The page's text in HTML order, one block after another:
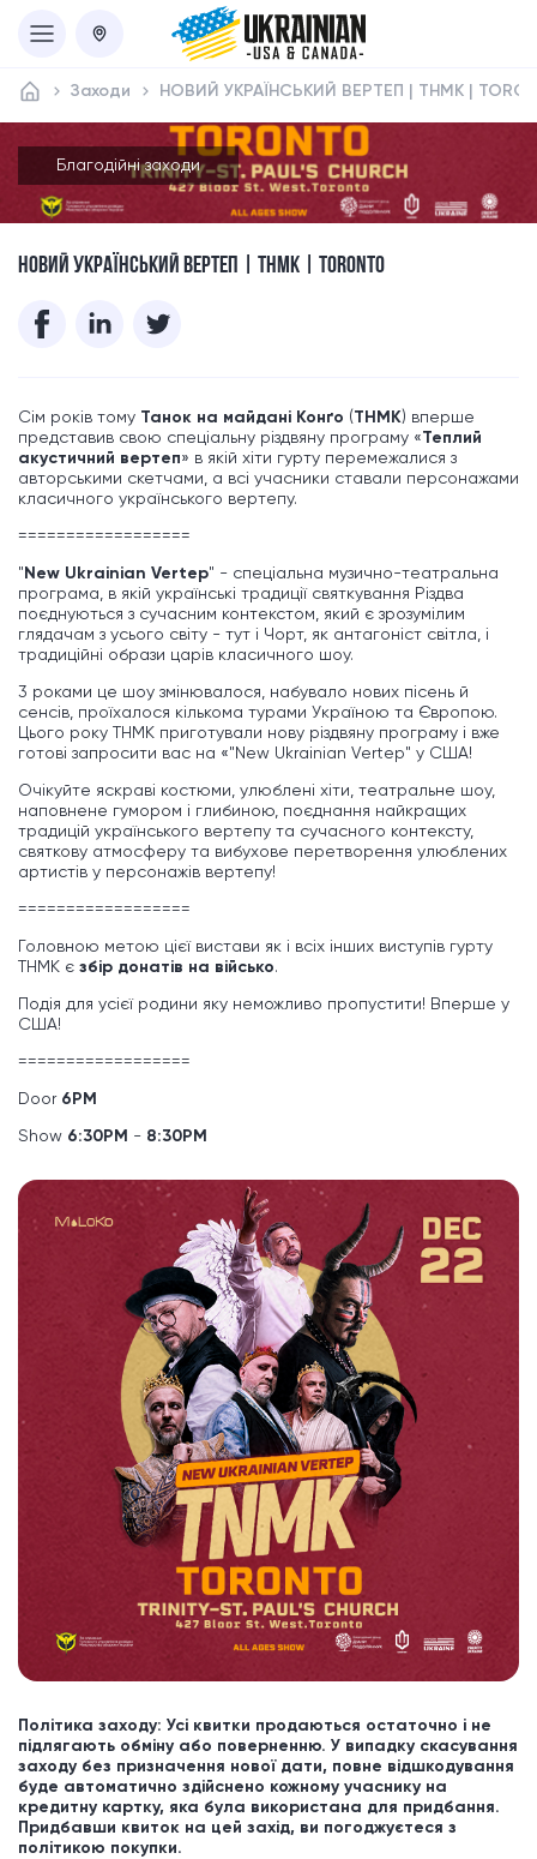
Заходи НОВИЙ УКРАЇНСЬКИЙ ВЕРТЕП | ТНМК |
Благодійні заходи
НОВИЙ УКРАЇНСЬКИЙ ВЕРТЕП | ТНМК | TORONTO
Сім років тому Танок на майдані Конґо (ТНМК) вперше
представив свою спеціальну різдвяну програму «Теплий
акустичний вертеп» в якій хіти гурту перемежалися з
авторськими скетчами, а всі учасники ставали персонажами
класичного українського вертепу.
==================
"New Ukrainian Vertep" - спеціальна музично-театральна
програма, в якій українські традиції святкування Різдва
поєднуються з сучасним контекстом, який є зрозумілим
глядачам з усього світу - тут і Чорт, як антагоніст світла, і
традиційні образи царів класичного шоу.
3 роками це шоу змінювалося, набувало нових пісень й
сенсів, проїхалося кількома турами Україною та Європою.
Цього року THMK приготували нову різдвяну програму і вже
готові запросити вас на «"New Ukrainian Vertep" у США!
Очікуйте яскраві костюми, улюблені хіти, театральне шоу,
наповнене гумором і глибиною, поєднання найкращих
традицій українського вертепу та сучасного контексту,
святкову атмосферу та вибухове перетворення улюблених
артистів у персонажів вертепу!
==================
Головною метою цієї вистави як і всіх інших виступів гурту
ТНМК є збір донатів на військо.
Подія для усієї родини яку неможливо пропустити! Вперше у
США!
==================
Door 6PM
Show 6:30PM - 8:30PM
Політика заходу: Усі квитки продаються остаточно і не
підлягають обміну або поверненню. У випадку скасування
заходу без призначення нової дати, повне відшкодування
буде автоматично здійснено кожному учаснику на
кредитну картку, яка була використана для придбання.
Придбавши квиток на цей захід, ви погоджуєтеся з
політикою покупки.